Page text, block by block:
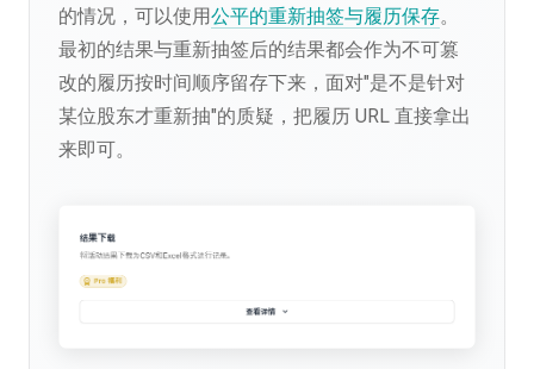
的情况，可以使用公平的重新抽签与履历保存。
最初的结果与重新抽签后的结果都会作为不可篡
改的履历按时间顺序留存下来，面对"是不是针对
某位股东才重新抽"的质疑，把履历 URL 直接拿出
来即可。